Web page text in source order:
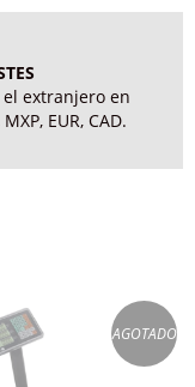
extranjero en
EUR, CAD.
AGOTADO